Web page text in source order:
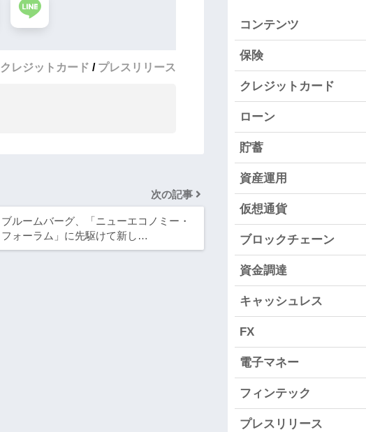
クレジットカード プレスリリース
次の記事
ブルームバーグ、「ニューエコノミー・
フォーラム」に先駆けて新し…
コンテンツ
保険
クレジットカード
ローン
貯蓄
資産運用
仮想通貨
ブロックチェーン
資金調達
キャッシュレス
FX
電子マネー
フィンテック
プレスリリース